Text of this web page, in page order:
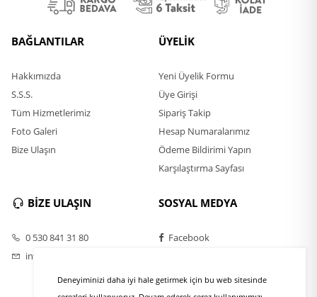
Deneyiminizi daha iyi hale getirmek için bu web sitesinde
BAĞLANTILAR
Hakkımızda
S.S.S.
Tüm Hizmetlerimiz
Foto Galeri
Bize Ulaşın
ÜYELİK
Yeni Üyelik Formu
Üye Girişi
Sipariş Takip
Hesap Numaralarımız
Ödeme Bildirimi Yapın
Karşılaştırma Sayfası
BİZE ULAŞIN
0 530 841 31 80
info@rulofirca.com
SOSYAL MEDYA
Facebook
Instagram
Youtube